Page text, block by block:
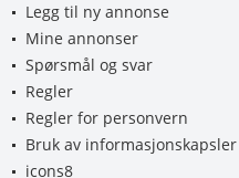
Legg til ny annonse
Mine annonser
Spørsmål og svar
Regler
Regler for personvern
Bruk av informasjonskapsler
icons8